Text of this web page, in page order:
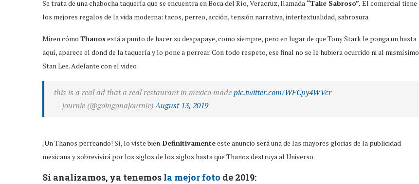
Se trata de una chabocha taquería que se encuentra en Boca del Río, Veracruz, llamada “Take Sabroso”. El comercial tiene
los mejores regalos de la vida moderna: tacos, perreo, acción, tensión narrativa, intertextualidad, sabrosura.
Miren cómo Thanos está a punto de hacer su despapaye, como siempre, pero en lugar de que Tony Stark le ponga un hasta
aquí, aparece el dond de la taquería y lo pone a perrear. Con todo respeto, ese final no se le hubiera ocurrido ni al mismísimo
Stan Lee. Adelante con el video:
this is a real ad that a real restaurant in mexico madepic.twitter.com/WFCpy4WVcr
— journie (@goingonajournie)August 13, 2019
¡Un Thanos perreando! Sí, lo viste bien.Definitivamenteeste anuncio será una de las mayores glorias de la publicidad
mexicana y sobrevivirá por los siglos de los siglos hasta que Thanos destruya al Universo.
Si analizamos, ya tenemos la mejor foto de 2019: